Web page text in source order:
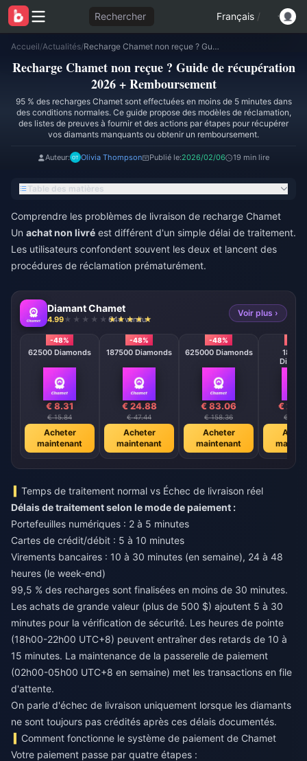
Rechercher Français /
Accueil/Actualités/ Recharge Chamet non reçue ? Guide de récupération 2026 + Remboursement
Recharge Chamet non reçue ? Guide de récupération
2026 + Remboursement
95 % des recharges Chamet sont effectuées en moins de 5 minutes dans
des conditions normales. Ce guide propose des modèles de réclamation,
des listes de preuves à fournir et des actions par étapes pour récupérer
vos diamants manquants ou obtenir un remboursement.
Auteur: Olivia Thompson Publié le:2026/02/06 19 min lire
Table des matières
Comprendre les problèmes de livraison de recharge Chamet
Un achat non livré est différent d'un simple délai de traitement.
Les utilisateurs confondent souvent les deux et lancent des
procédures de réclamation prématurément.
Diamant Chamet
4.99 644 vendu
Voir plus ›
-48%
62500 Diamonds
€ 8.31
€ 15.84
Acheter
maintenant
-48%
187500 Diamonds
€ 24.88
€ 47.44
Acheter
maintenant
-48%
625000 Diamonds
€ 83.06
€ 158.36
Acheter
maintenant
€
€
Temps de traitement normal vs Échec de livraison réel
Délais de traitement selon le mode de paiement :
Portefeuilles numériques : 2 à 5 minutes
Cartes de crédit/débit : 5 à 10 minutes
Virements bancaires : 10 à 30 minutes (en semaine), 24 à 48
heures (le week-end)
99,5 % des recharges sont finalisées en moins de 30 minutes.
Les achats de grande valeur (plus de 500 $) ajoutent 5 à 30
minutes pour la vérification de sécurité. Les heures de pointe
(18h00-22h00 UTC+8) peuvent entraîner des retards de 10 à
15 minutes. La maintenance de la passerelle de paiement
(02h00-05h00 UTC+8 en semaine) met les transactions en file
d'attente.
On parle d'échec de livraison uniquement lorsque les diamants
ne sont toujours pas crédités après ces délais documentés.
Comment fonctionne le système de paiement de Chamet
Votre paiement passe par quatre étapes :